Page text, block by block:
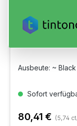
Ausbeute: ~
Sofort
80,41 € (5,74